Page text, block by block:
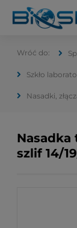
Szkło
Nasadki,
szlif 14/